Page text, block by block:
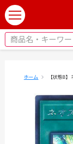
t
o
g
ホーム 【状態B